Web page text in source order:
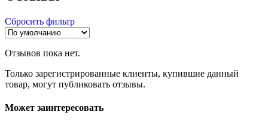
Сбросить фильтр
Отзывов пока нет.
Только зарегистрированные клиенты, купившие данный
товар, могут публиковать отзывы.
Может заинтересовать